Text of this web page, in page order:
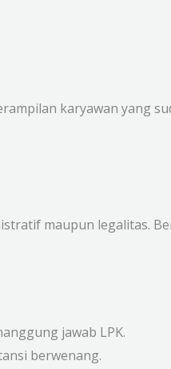
karyawan yang
maupun legalitas.
jawab LPK.
berwenang.